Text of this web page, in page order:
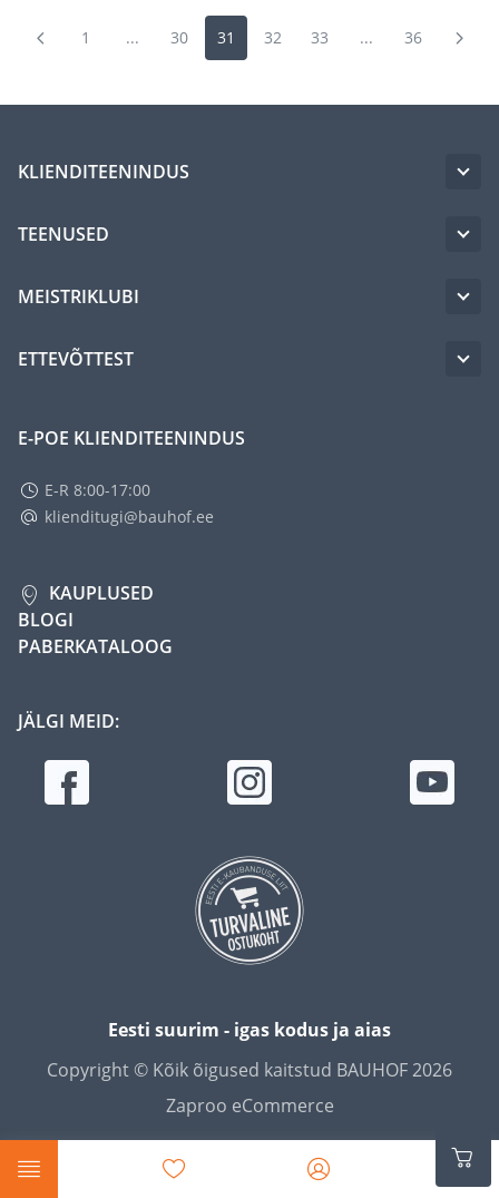
1 ... 30 31 32 33 ... 36
KLIENDITEENINDUS
TEENUSED
MEISTRIKLUBI
ETTEVÕTTEST
E-POE KLIENDITEENINDUS
E-R 8:00-17:00
klienditugi@bauhof.ee
KAUPLUSED
BLOGI
PABERKATALOOG
JÄLGI MEID:
Eesti suurim - igas kodus ja aias
Copyright © Kõik õigused kaitstud BAUHOF 2026
Zaproo eCommerce